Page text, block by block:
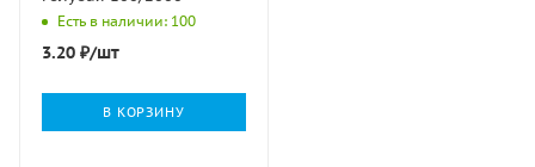
Есть в наличии: 100
3.20 ₽/шт
В КОРЗИНУ